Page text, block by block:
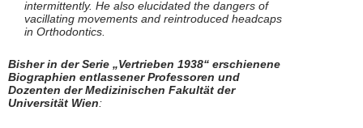
intermittently. He also elucidated the dangers of
vacillating movements and reintroduced headcaps
in Orthodontics.
Bisher in der Serie „Vertrieben 1938“ erschienene
Biographien entlassener Professoren und
Dozenten der Medizinischen Fakultät der
Universität Wien: